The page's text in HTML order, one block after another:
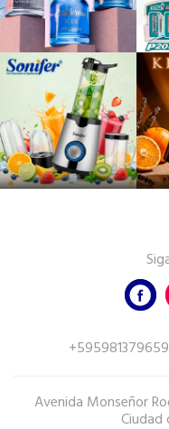
Avenida Monseñor
Ciudad